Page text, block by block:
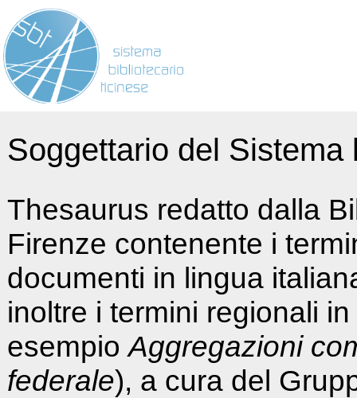
Soggettario del
Thesaurus redatto dalla
Firenze contenente i
documenti in lingua
inoltre i termini regionali
esempioAggregazioni
federale), a cura del